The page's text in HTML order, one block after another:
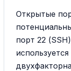
Открытые
порт 22